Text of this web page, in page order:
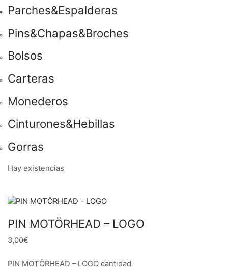
Parches&Espalderas
Pins&Chapas&Broches
Bolsos
Carteras
Monederos
Cinturones&Hebillas
Gorras
Hay existencias
PIN MOTÖRHEAD – LOGO
3,00€
PIN MOTÖRHEAD – LOGO cantidad